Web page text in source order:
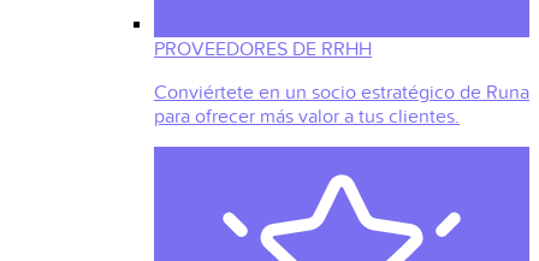
PROVEEDORES DE RRHH
Conviértete en un socio estratégico de Runa
para ofrecer más valor a tus clientes.